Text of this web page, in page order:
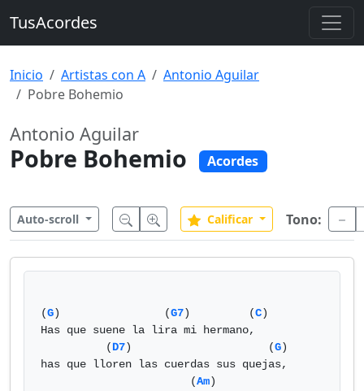
TusAcordes
Inicio Artistas con A
Antonio Aguilar
Pobre Bohemio
Antonio Aguilar
Pobre Bohemio Acordes
Auto-scroll Calificar Tono:
(G)                (G7)         (C)
Has que suene la lira mi hermano,
          (
D7)                     (G)
has que lloren las cuerdas sus quejas,
                       (
Am)